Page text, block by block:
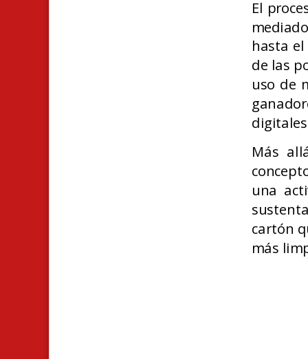
El
hasta
de las
uso de
Más
una
cartón
más